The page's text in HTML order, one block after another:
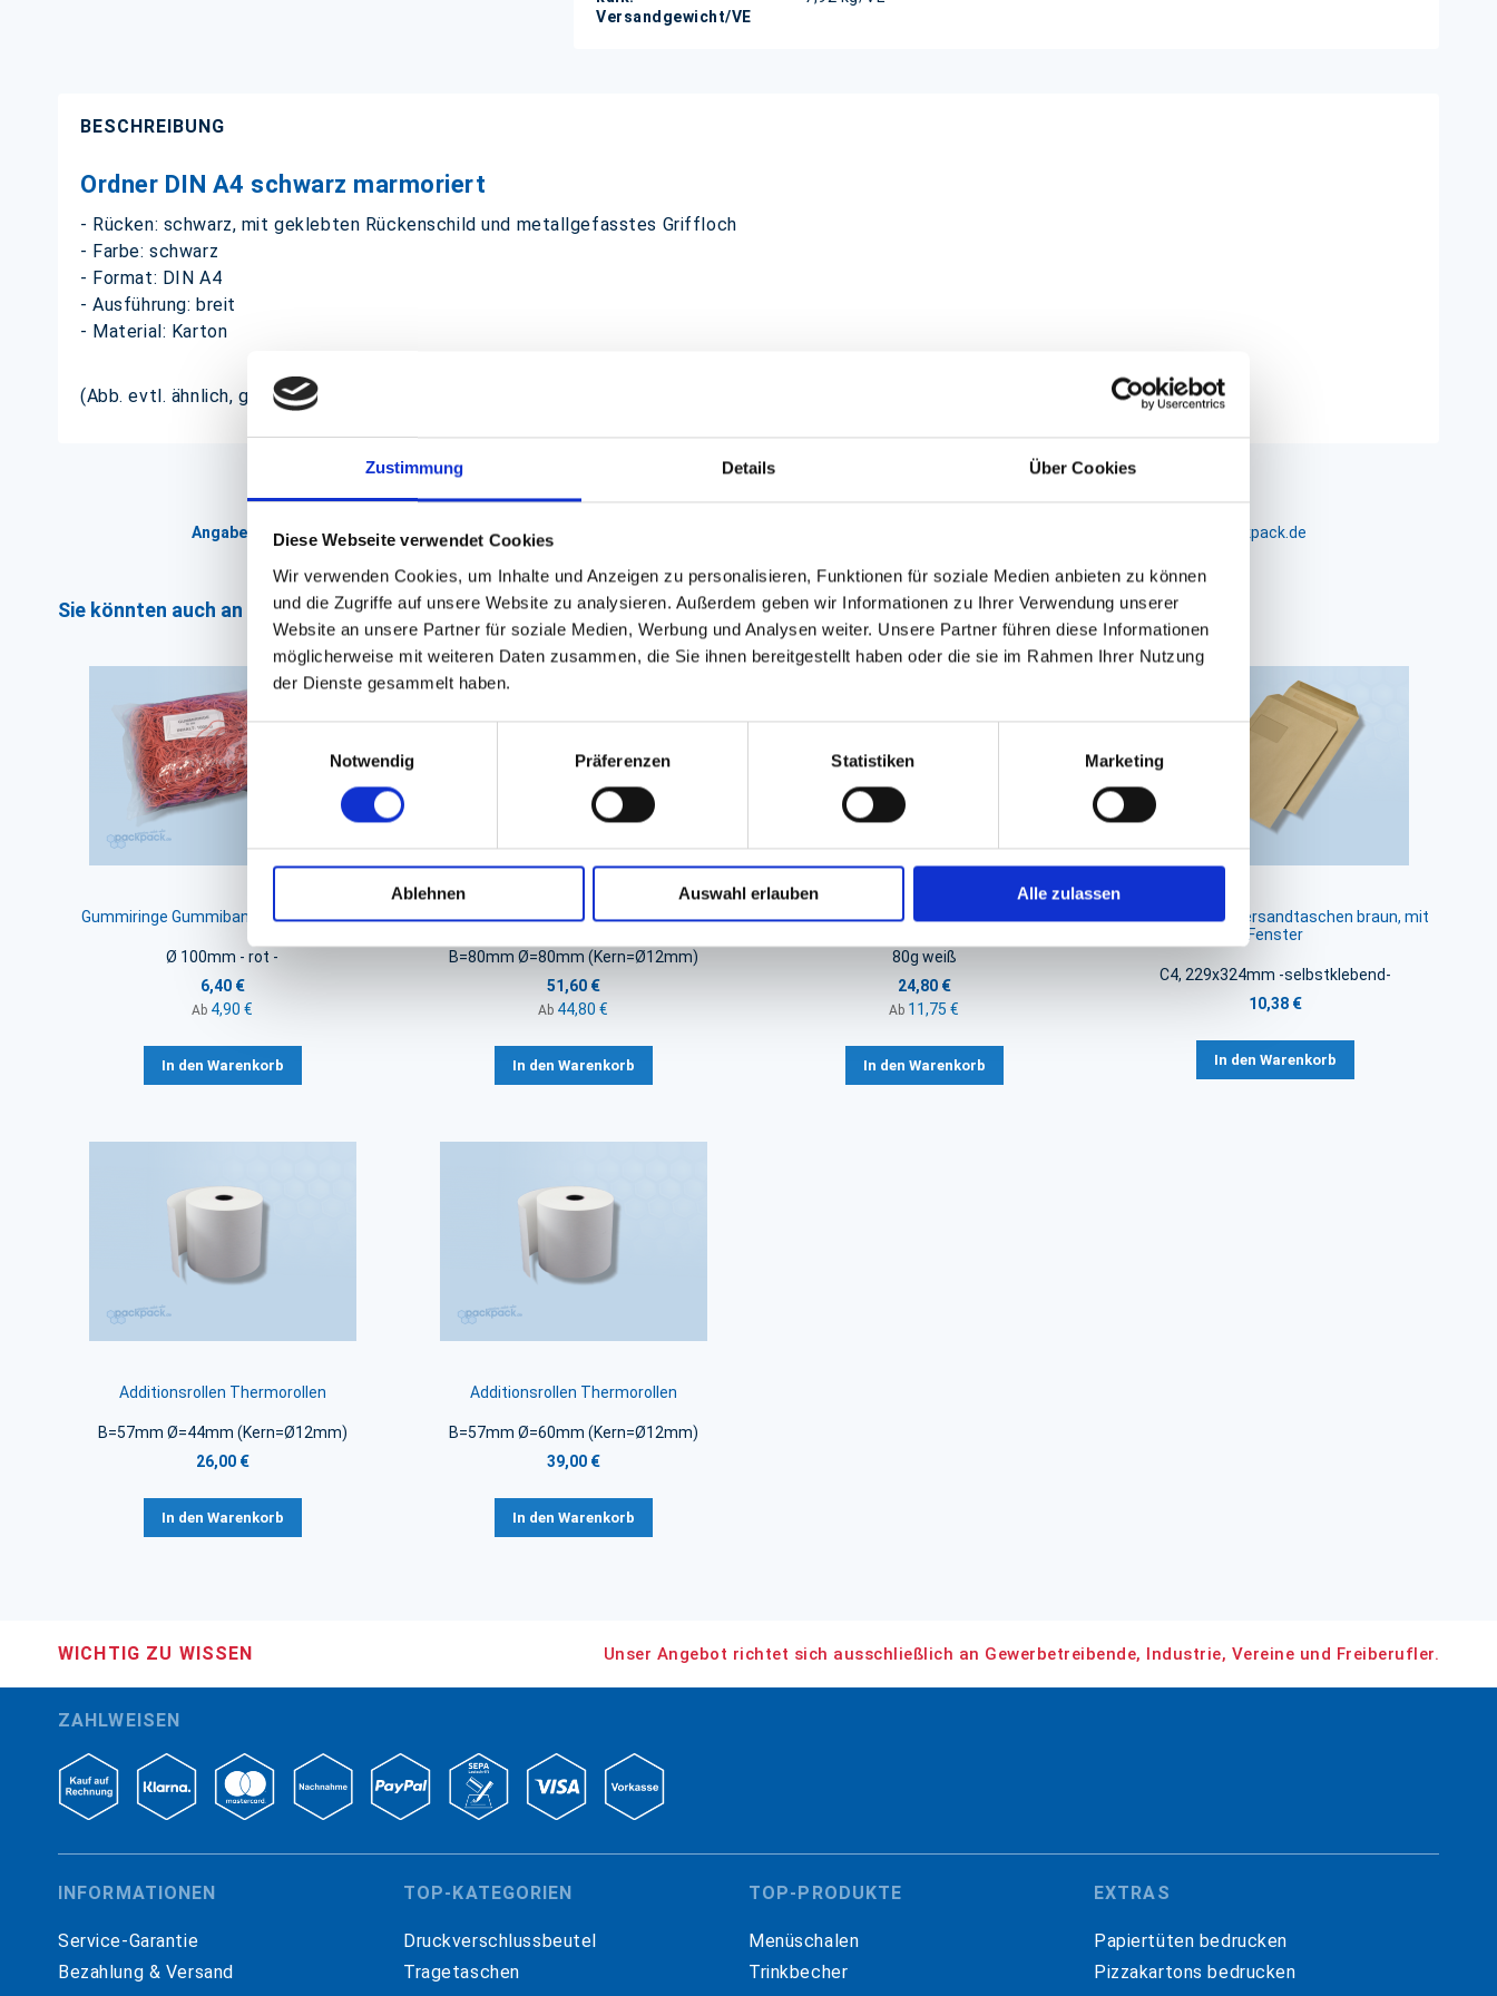
Zustimmung Details Über Cookies
Diese Webseite verwendet Cookies
Wir verwenden Cookies, um Inhalte und Anzeigen zu personalisieren, Funktionen für soziale Medien anbieten zu können
und die Zugriffe auf unsere Website zu analysieren. Außerdem geben wir Informationen zu Ihrer Verwendung unserer
Website an unsere Partner für soziale Medien, Werbung und Analysen weiter. Unsere Partner führen diese Informationen
möglicherweise mit weiteren Daten zusammen, die Sie ihnen bereitgestellt haben oder die sie im Rahmen Ihrer Nutzung
der Dienste gesammelt haben.
Einwilligungsauswahl
Notwendig
Präferenzen Statistiken Marketing
Ablehnen Auswahl erlauben Alle zulassen
Versandgewicht/VE
BESCHREIBUNG
Ordner DIN A4 schwarz marmoriert
- Rücken: schwarz, mit geklebten Rückenschild und metallgefasstes Griffloch
- Farbe: schwarz
- Format: DIN A4
- Ausführung: breit
- Material: Karton
(Abb. evtl. ähnlich, ggf. ohne Dekoration)
Angaben zur Informationspflichten der GPSR Produktsicherheitsverordnung: packpack.de GmbH, Am Bullhamm 24-26, D-26441 Jever, info@packpack.de
Sie könnten auch an folgenden Artikeln interessiert sein
Gummiringe Gummiband Gummibänder
Ø 100mm - rot -
6,40 €
Ab 4,90 €
In den Warenkorb
Additionsrollen Thermorollen
B=80mm Ø=80mm (Kern=Ø12mm)
51,60 €
Ab 44,80 €
In den Warenkorb
Kopierpapier A4
80g weiß
24,80 €
Ab 11,75 €
In den Warenkorb
Briefumschlag, Versandtaschen braun, mit
Fenster
C4, 229x324mm -selbstklebend-
10,38 €
In den Warenkorb
Additionsrollen Thermorollen
B=57mm Ø=44mm (Kern=Ø12mm)
26,00 €
In den Warenkorb
Additionsrollen Thermorollen
B=57mm Ø=60mm (Kern=Ø12mm)
39,00 €
In den Warenkorb
WICHTIG ZU WISSEN Unser Angebot richtet sich ausschließlich an Gewerbetreibende, Industrie, Vereine und Freiberufler.
ZAHLWEISEN
INFORMATIONEN
Service-Garantie
Bezahlung & Versand
TOP-KATEGORIEN
Druckverschlussbeutel
Tragetaschen
TOP-PRODUKTE
Menüschalen
Trinkbecher
EXTRAS
Papiertüten bedrucken
Pizzakartons bedrucken